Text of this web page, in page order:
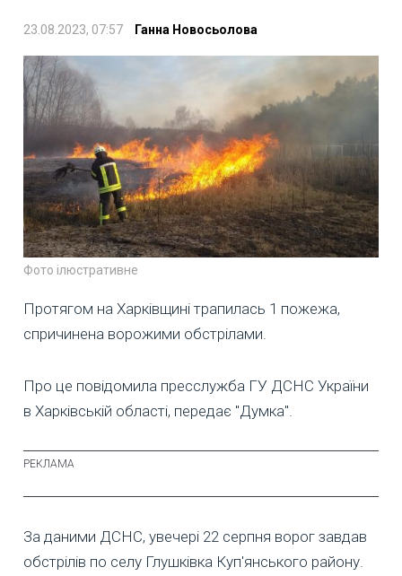
23.08.2023, 07:57 Ганна Новосьолова
Фото ілюстративне
Протягом на Харківщині трапилась 1 пожежа,
спричинена ворожими обстрілами.
Про це повідомила пресслужба ГУ ДСНС України
в Харківській області, передає "Думка".
За даними ДСНС, увечері 22 серпня ворог завдав
обстрілів по селу Глушківка Куп'янського району.